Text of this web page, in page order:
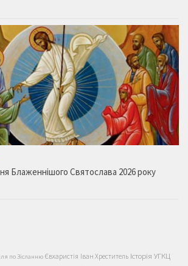
Блаженнішого Святослава 2026 року
по Зісланню Євхаристія Іван Хреститель Історія УГКЦ